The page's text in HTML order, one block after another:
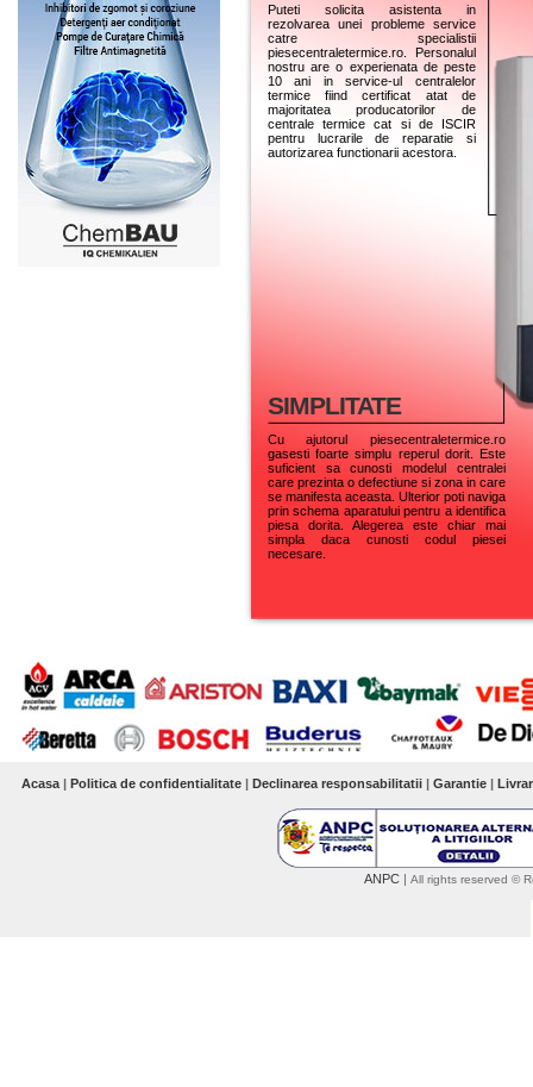
Puteti solicita asistenta in
rezolvarea unei probleme service
catre specialistii
piesecentraletermice.ro. Personalul
nostru are o experienata de peste
10 ani in service-ul centralelor
termice fiind certificat atat de
majoritatea producatorilor de
centrale termice cat si de ISCIR
pentru lucrarile de reparatie si
autorizarea functionarii acestora.
SIMPLITATE
Cu ajutorul piesecentraletermice.ro
gasesti foarte simplu reperul dorit. Este
suficient sa cunosti modelul centralei
care prezinta o defectiune si zona in care
se manifesta aceasta. Ulterior poti naviga
prin schema aparatului pentru a identifica
piesa dorita. Alegerea este chiar mai
simpla daca cunosti codul piesei
necesare.
Acasa |Politica de confidentialitate |Declinarea responsabilitatii |Garantie |
ANPC |All rights reserved ©